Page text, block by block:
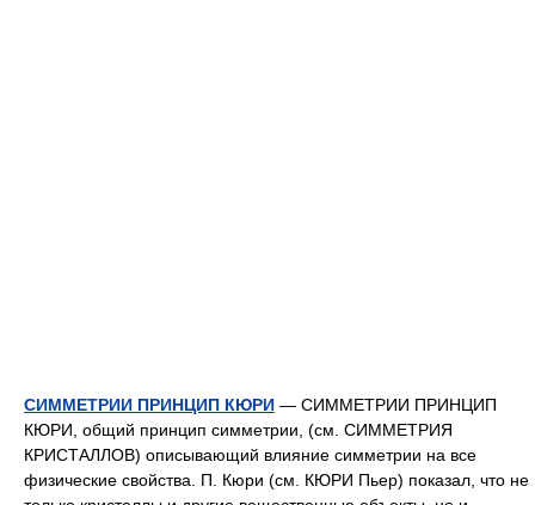
СИММЕТРИИ ПРИНЦИП КЮРИ — СИММЕТРИИ ПРИНЦИП
КЮРИ, общий принцип симметрии, (см. СИММЕТРИЯ
КРИСТАЛЛОВ) описывающий влияние симметрии на все
физические свойства. П. Кюри (см. КЮРИ Пьер) показал, что не